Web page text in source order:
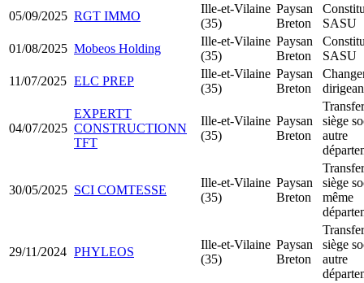
05/09/2025 RGT IMMO
Ille-et-Vilaine
(35)
Paysan
Breton
SASU
01/08/2025 Mobeos Holding
Ille-et-Vilaine
(35)
Paysan
Breton
SASU
11/07/2025 ELC PREP
Ille-et-Vilaine
(35)
Paysan
Breton
04/07/2025
EXPERTT
CONSTRUCTIONN
TFT
Ille-et-Vilaine
(35)
Paysan
Breton
siège
autre
30/05/2025 SCI COMTESSE
Ille-et-Vilaine
(35)
Paysan
Breton
siège
même
29/11/2024 PHYLEOS
Ille-et-Vilaine
(35)
Paysan
Breton
siège
autre